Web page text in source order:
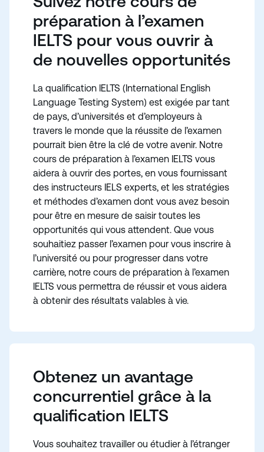
préparation à l’examen
IELTS pour vous ouvrir à
de nouvelles opportunités
La qualification IELTS (International English
Language Testing System) est exigée par tant
de pays, d’universités et d’employeurs à
travers le monde que la réussite de l’examen
pourrait bien être la clé de votre avenir. Notre
cours de préparation à l’examen IELTS vous
aidera à ouvrir des portes, en vous fournissant
des instructeurs IELS experts, et les stratégies
et méthodes d’examen dont vous avez besoin
pour être en mesure de saisir toutes les
opportunités qui vous attendent. Que vous
souhaitiez passer l’examen pour vous inscrire à
l’université ou pour progresser dans votre
carrière, notre cours de préparation à l’examen
IELTS vous permettra de réussir et vous aidera
à obtenir des résultats valables à vie.
Obtenez un avantage
concurrentiel grâce à la
qualification IELTS
Vous souhaitez travailler ou étudier à l’étranger